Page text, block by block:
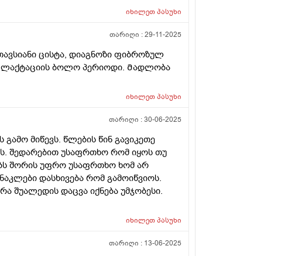
იხილეთპასუხი
თარიღი :29-11-2025
ცისტა, დიაგნოზი ფიბროზულ
ლაქტაციის ბოლო პერიოდი. Მადლობა
იხილეთპასუხი
თარიღი :30-06-2025
მიწევს. წლების წინ გავიკეთე
შედარებით უსაფრთხო რომ იყოს თუ
შორის უფრო უსაფრთხო ხომ არ
დასხივება რომ გამოიწვიოს.
შუალედის დაცვა იქნება უმჯობესი.
იხილეთპასუხი
თარიღი : 13-06-2025